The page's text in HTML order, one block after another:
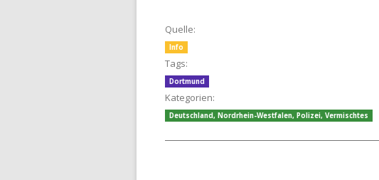
Quelle:
Info
Tags:
Dortmund
Kategorien:
Deutschland, Nordrhein-Westfalen, Polizei, Vermischtes